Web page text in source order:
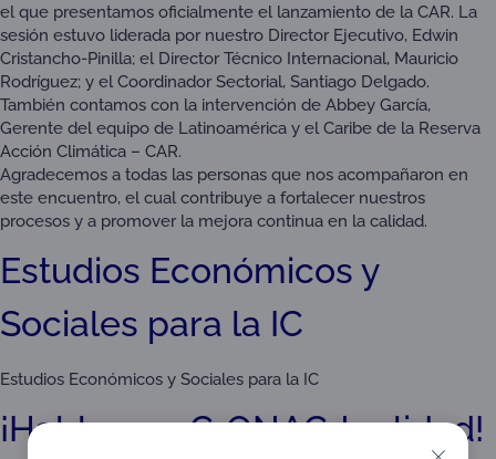
el que presentamos oficialmente el lanzamiento de la CAR. La
sesión estuvo liderada por nuestro Director Ejecutivo, Edwin
Cristancho-Pinilla; el Director Técnico Internacional, Mauricio
Rodríguez; y el Coordinador Sectorial, Santiago Delgado.
También contamos con la intervención de Abbey García,
Gerente del equipo de Latinoamérica y el Caribe de la Reserva
Acción Climática – CAR.
Agradecemos a todas las personas que nos acompañaron en
este encuentro, el cual contribuye a fortalecer nuestros
procesos y a promover la mejora continua en la calidad.
Estudios Económicos y
Sociales para la IC
Estudios Económicos y Sociales para la IC
¡Hablemos C•ONAC•tualidad!